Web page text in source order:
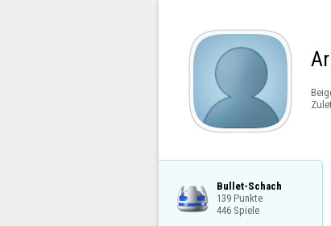
Bullet-Schach
139 Punkte
446 Spiele